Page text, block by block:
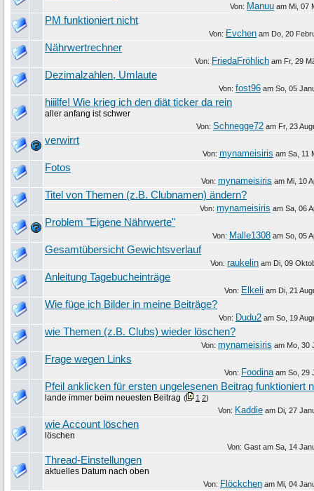
Von: Manuu am Mi, 07
PM funktioniert nicht
Von: Evchen am Do, 20
Nährwertrechner
Von: FriedaFröhlich am Fr, 29
Dezimalzahlen, Umlaute
Von: fost96 am So, 05
hiiilfe! Wie krieg ich den diät ticker da rein
aller anfang ist schwer
Von: Schnegge72 am Fr, 23
verwirrt
Von: mynameisiris am Sa, 11
Fotos
Von: mynameisiris am Mi, 10
Titel von Themen (z.B. Clubnamen) ändern?
Von: mynameisiris am Sa, 06
Problem "Eigene Nährwerte"
Von: Malle1308 am So, 05
Gesamtübersicht Gewichtsverlauf
Von: raukelin am Di, 09
Anleitung Tagebucheinträge
Von: Elkeli am Di, 21
Wie füge ich Bilder in meine Beiträge?
Von: Dudu2 am So, 19
wie Themen (z.B. Clubs) wieder löschen?
Von: mynameisiris am Mo, 30
Frage wegen Links
Von: Foodina am So, 29
Pfeil anklicken für ersten ungelesenen Beitrag funktioniert
lande immer beim neuesten Beitrag ( 1 2)
Von: Kaddie am Di, 27
wie Account löschen
löschen
Von: Gast am Sa, 14
Thread-Einstellungen
aktuelles Datum nach oben
Von: Flöckchen am Mi, 04